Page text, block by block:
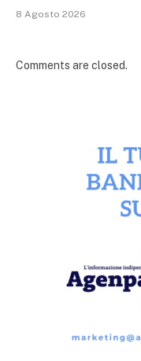
8 Agosto 2026
Comments are closed.